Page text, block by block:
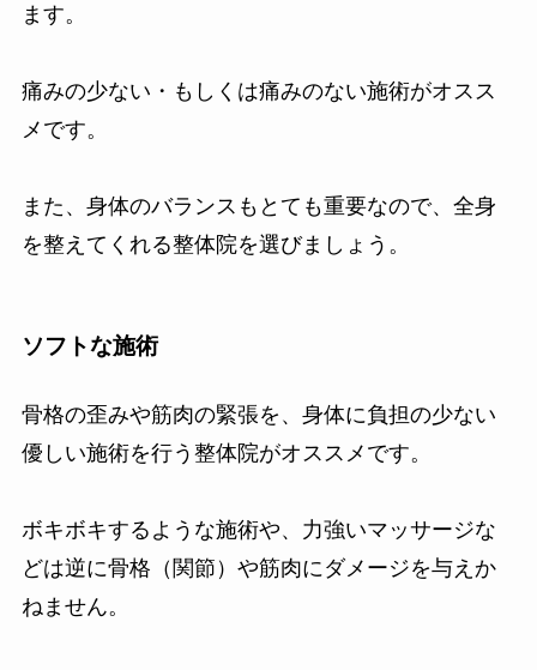
ます。
痛みの少ない・もしくは痛みのない施術がオスス
メです。
また、身体のバランスもとても重要なので、全身
を整えてくれる整体院を選びましょう。
ソフトな施術
骨格の歪みや筋肉の緊張を、身体に負担の少ない
優しい施術を行う整体院がオススメです。
ボキボキするような施術や、力強いマッサージな
どは逆に骨格（関節）や筋肉にダメージを与えか
ねません。